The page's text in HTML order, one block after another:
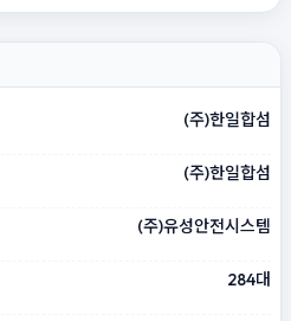
(주)한일합섬
(주)한일합섬
(주)유성안전시스템
284대